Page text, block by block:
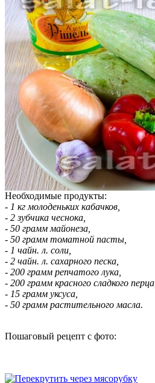
Необходимые продукты:
- 1 кг молоденьких кабачков,
- 2 зубчика чеснока,
- 50 грамм майонеза,
- 50 грамм томатной пасты,
- 1 чайн. л. соли,
- 2 чайн. л. сахарного песка,
- 200 грамм репчатого лука,
- 200 грамм красного сладкого перца,
- 15 грамм уксуса,
- 50 грамм растительного масла.
Пошаговый рецепт с фото: